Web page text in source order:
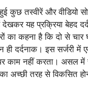
कुछ तस्वीरें और वीडियो
यह प्रक्रिया बेहद
का कहना है कि दो से चार
दर्दनाक। इस सर्जरी में
काम नहीं करता। असल में
अच्छी तरह से विकसित